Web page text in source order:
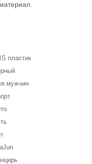
пластик
мужчин